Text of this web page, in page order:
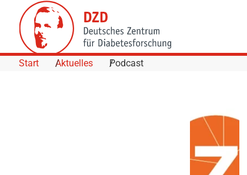
Skip to Content
Start Aktuelles Podcast